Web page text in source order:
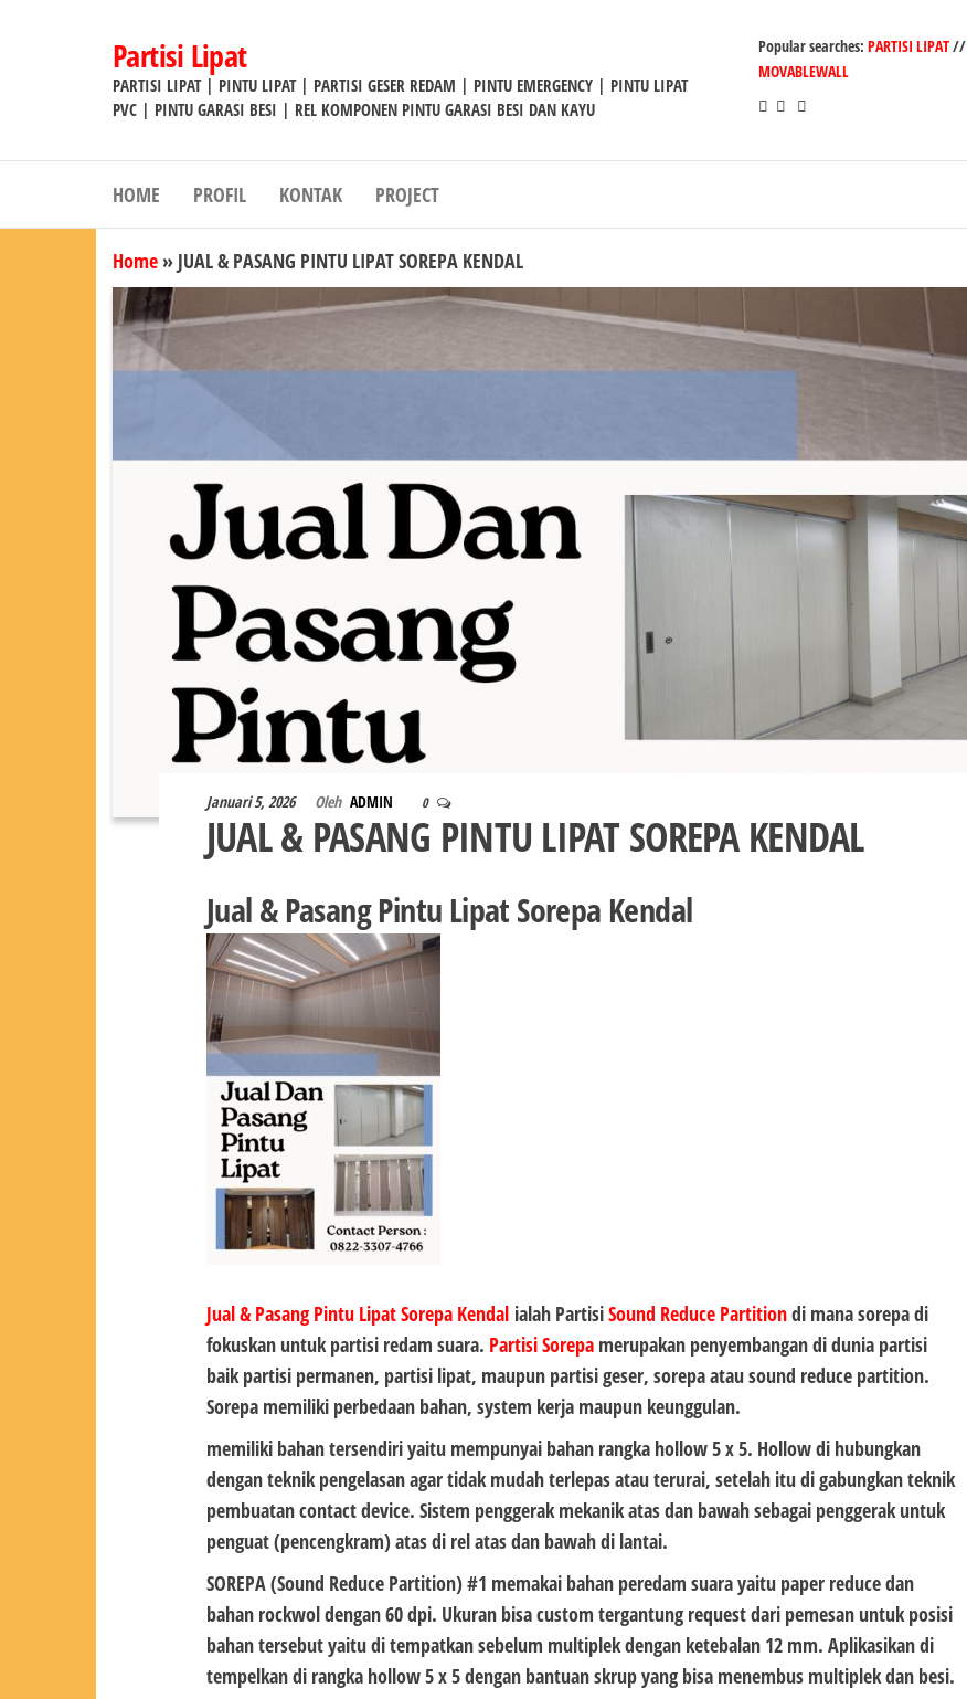
Partisi Lipat
PARTISI LIPAT | PINTU LIPAT | PARTISI GESER REDAM | PINTU EMERGENCY | PINTU LIPAT
PVC | PINTU GARASI BESI | REL KOMPONEN PINTU GARASI BESI DAN KAYU
Popular searches: PARTISI LIPAT//
MOVABLEWALL
HOME PROFIL KONTAK PROJECT
Home » JUAL & PASANG PINTU LIPAT SOREPA KENDAL
Januari 5, 2026 Oleh ADMIN 0
JUAL & PASANG PINTU LIPAT SOREPA KENDAL
Jual & Pasang Pintu Lipat Sorepa Kendal
Jual & Pasang Pintu Lipat Sorepa Kendalialah PartisiSound Reduce Partitiondi mana sorepa di
fokuskan untuk partisi redam suara. Partisi Sorepamerupakan penyembangan di dunia partisi
baik partisi permanen, partisi lipat, maupun partisi geser, sorepa atau sound reduce partition.
Sorepa memiliki perbedaan bahan, system kerja maupun keunggulan.
memiliki bahan tersendiri yaitu mempunyai bahan rangka hollow 5 x 5. Hollow di hubungkan
dengan teknik pengelasan agar tidak mudah terlepas atau terurai, setelah itu di gabungkan teknik
pembuatan contact device. Sistem penggerak mekanik atas dan bawah sebagai penggerak untuk
penguat (pencengkram) atas di rel atas dan bawah di lantai.
SOREPA (Sound Reduce Partition) #1 memakai bahan peredam suara yaitu paper reduce dan
bahan rockwol dengan 60 dpi. Ukuran bisa custom tergantung request dari pemesan untuk posisi
bahan tersebut yaitu di tempatkan sebelum multiplek dengan ketebalan 12 mm. Aplikasikan di
tempelkan di rangka hollow 5 x 5 dengan bantuan skrup yang bisa menembus multiplek dan besi.